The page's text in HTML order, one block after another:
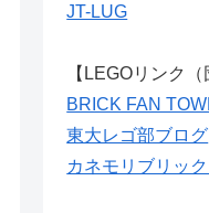
JT-LUG
【LEGOリンク（
BRICK FAN
東大レゴ部ブログ
カネモリブリッ